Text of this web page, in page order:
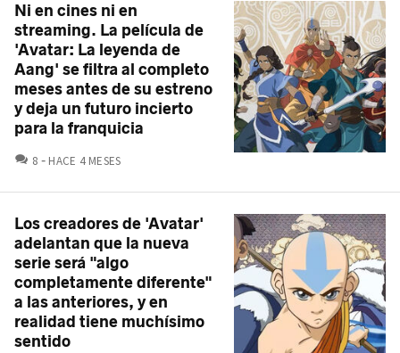
Ni en cines ni en
streaming. La película de
'Avatar: La leyenda de
Aang' se filtra al completo
meses antes de su estreno
y deja un futuro incierto
para la franquicia
8 COMENTARIOS
HACE 4 MESES
Los creadores de 'Avatar'
adelantan que la nueva
serie será "algo
completamente diferente"
a las anteriores, y en
realidad tiene muchísimo
sentido